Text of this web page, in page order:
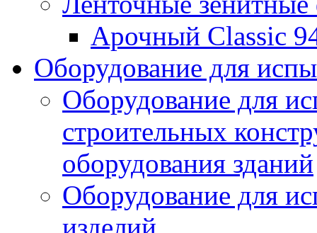
Арочный Classic
Оборудование для
Оборудование для
строительных
оборудования зданий
Оборудование для
изделий